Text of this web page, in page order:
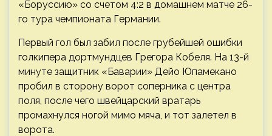
«Боруссию» со счетом 4:2 в домашнем матче 26-
го тура чемпионата Германии.
Первый гол был забил после грубейшей ошибки
голкипера дортмундцев Грегора Кобеля. На 13-й
минуте защитник «Баварии» Дейо Юпамекано
пробил в сторону ворот соперника с центра
поля, после чего швейцарский вратарь
промахнулся ногой мимо мяча, и тот залетел в
ворота.